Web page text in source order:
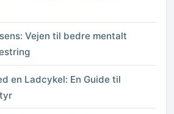
Vejen til bedre mentalt
en Ladcykel: En Guide til